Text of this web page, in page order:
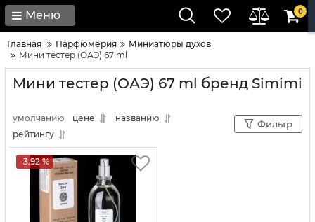
Меню 0
Главная Парфюмерия
Миниатюры духов
Мини тестер (ОАЭ) 67 ml
Мини тестер (ОАЭ) 67 ml бренд Simimi
умолчанию цене
названию
рейтингу
Фильтр
-3.92 %